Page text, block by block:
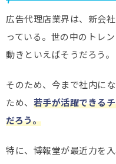
広告代理店業界は、新会
っている。世の中のトレ
動きといえばそうだろう。
そのため、今まで社内に
ため、 若手が活躍できる
だろう。
特に、博報堂が最近力を